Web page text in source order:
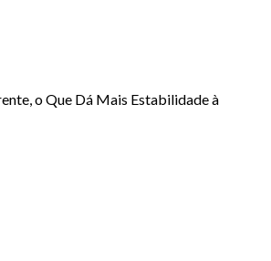
o Que Dá Mais Estabilidade à